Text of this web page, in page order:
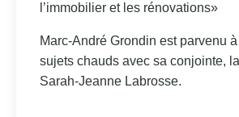
l’immobilier et les rénovations»
Marc-André Grondin est parvenu
sujets chauds avec sa conjointe,
Sarah-Jeanne Labrosse.